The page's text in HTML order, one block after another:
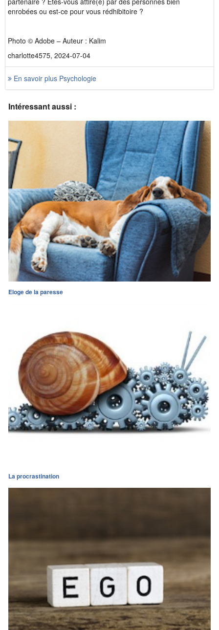
enrobées ou est-ce pour vous rédhibitoire ?
Photo © Adobe – Auteur : Kalim
charlotte4575, 2024-07-04
En savoir plus Psychologie
Intéressant aussi :
Eloge de la paresse
La procrastination